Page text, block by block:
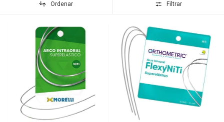
Ordenar Filtrar